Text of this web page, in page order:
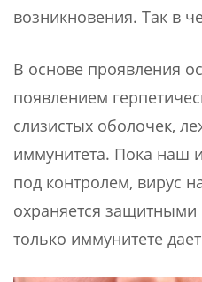
возникновения. Так в
В основе проявления
появлением
слизистых оболочек,
иммунитета. Пока наш
под контролем, вирус
охраняется
только иммунитете